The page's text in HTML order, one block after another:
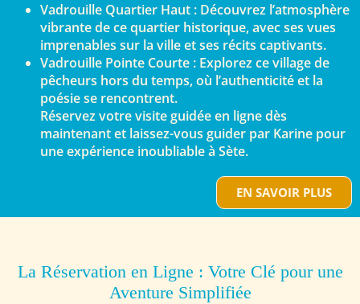
Vadrouille Quartier Haut : Découvrez l’atmosphère
vibrante de ce quartier historique, avec ses vues
imprenables sur la ville et ses récits captivants.
Vadrouille Pointe Courte : Explorez ce village de
pêcheurs hors du temps, où l’authenticité et la
poésie se rencontrent.
Réservez votre visite guidée en ligne dès
maintenant et laissez-vous guider par Karine pour
une expérience inoubliable à Sète.
EN SAVOIR PLUS
La Réservation en Ligne : Votre Clé pour une
Aventure Simplifiée